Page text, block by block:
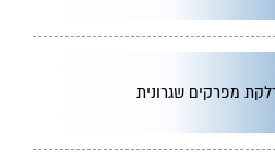
מפרקים שגרונית